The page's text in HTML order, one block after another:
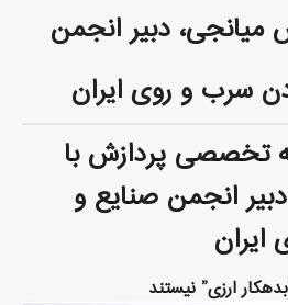
دبیر انجمن
سرب و روی ایران
تخصصی پردازش با
انجمن صنایع و
ارزی” نیستند